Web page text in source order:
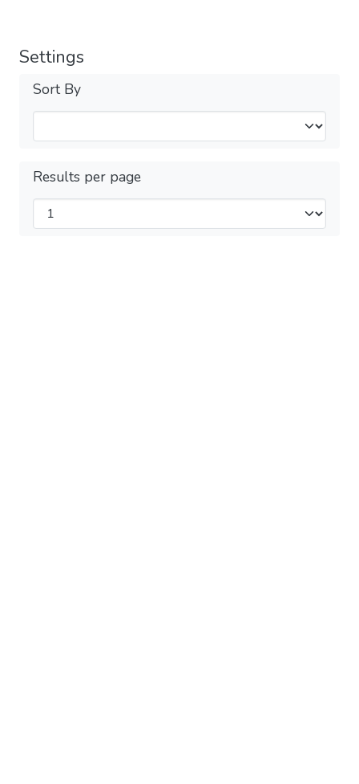
Settings
Sort By
Results per page